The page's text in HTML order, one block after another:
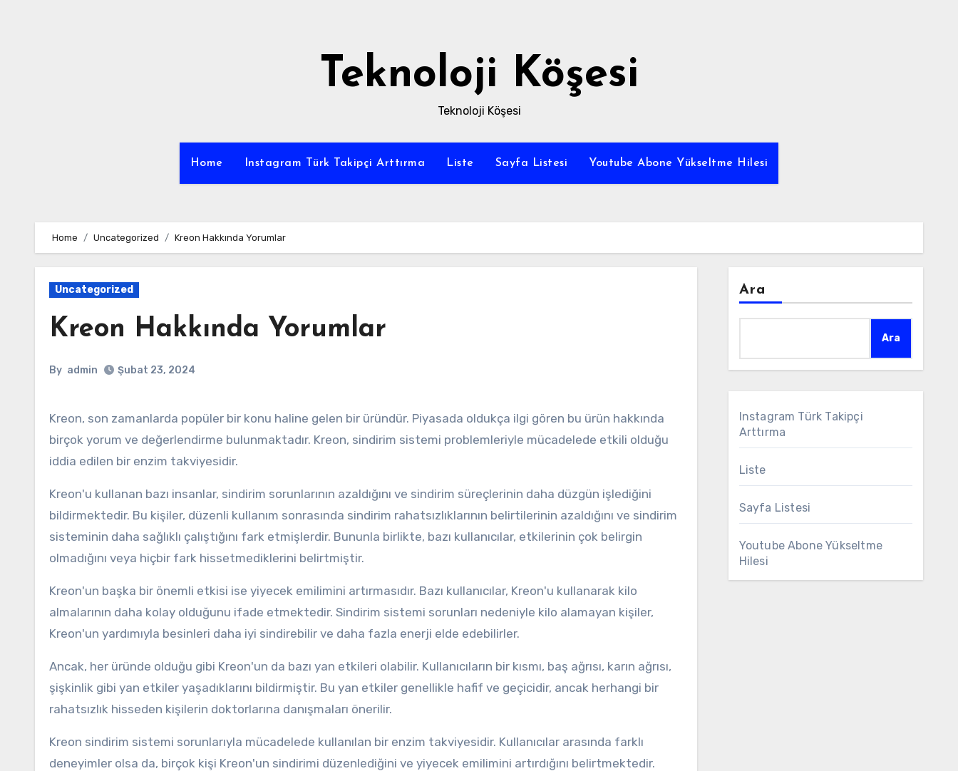
Teknoloji Köşesi
Teknoloji Köşesi
Home Instagram Türk Takipçi Arttırma Liste Sayfa Listesi Youtube Abone Yükseltme Hilesi
Home Uncategorized Kreon Hakkında Yorumlar
Uncategorized
Kreon Hakkında Yorumlar
By admin Şubat 23, 2024
Kreon, son zamanlarda popüler bir konu haline gelen bir üründür. Piyasada oldukça ilgi gören bu ürün hakkında
birçok yorum ve değerlendirme bulunmaktadır. Kreon, sindirim sistemi problemleriyle mücadelede etkili olduğu
iddia edilen bir enzim takviyesidir.
Kreon'u kullanan bazı insanlar, sindirim sorunlarının azaldığını ve sindirim süreçlerinin daha düzgün işlediğini
bildirmektedir. Bu kişiler, düzenli kullanım sonrasında sindirim rahatsızlıklarının belirtilerinin azaldığını ve sindirim
sisteminin daha sağlıklı çalıştığını fark etmişlerdir. Bununla birlikte, bazı kullanıcılar, etkilerinin çok belirgin
olmadığını veya hiçbir fark hissetmediklerini belirtmiştir.
Kreon'un başka bir önemli etkisi ise yiyecek emilimini artırmasıdır. Bazı kullanıcılar, Kreon'u kullanarak kilo
almalarının daha kolay olduğunu ifade etmektedir. Sindirim sistemi sorunları nedeniyle kilo alamayan kişiler,
Kreon'un yardımıyla besinleri daha iyi sindirebilir ve daha fazla enerji elde edebilirler.
Ancak, her üründe olduğu gibi Kreon'un da bazı yan etkileri olabilir. Kullanıcıların bir kısmı, baş ağrısı, karın ağrısı,
şişkinlik gibi yan etkiler yaşadıklarını bildirmiştir. Bu yan etkiler genellikle hafif ve geçicidir, ancak herhangi bir
rahatsızlık hisseden kişilerin doktorlarına danışmaları önerilir.
Kreon sindirim sistemi sorunlarıyla mücadelede kullanılan bir enzim takviyesidir. Kullanıcılar arasında farklı
deneyimler olsa da, birçok kişi Kreon'un sindirimi düzenlediğini ve yiyecek emilimini artırdığını belirtmektedir.
Ara
Ara
Instagram Türk Takipçi
Arttırma
Liste
Sayfa Listesi
Youtube Abone Yükseltme
Hilesi